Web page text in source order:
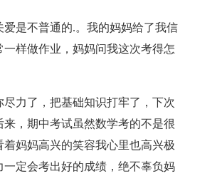
是不普通的.。我的妈妈给了我信
样做作业，妈妈问我这次考得怎
力了，把基础知识打牢了，下次
，期中考试虽然数学考的不是很
妈妈高兴的笑容我心里也高兴极
定会考出好的成绩，绝不辜负妈